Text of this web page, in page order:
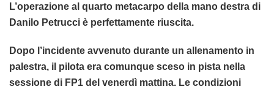
L’operazione al quarto metacarpo della mano destra di
Danilo Petrucci è perfettamente riuscita.
Dopo l’incidente avvenuto durante un allenamento in
palestra, il pilota era comunque sceso in pista nella
sessione di FP1 del venerdì mattina. Le condizioni